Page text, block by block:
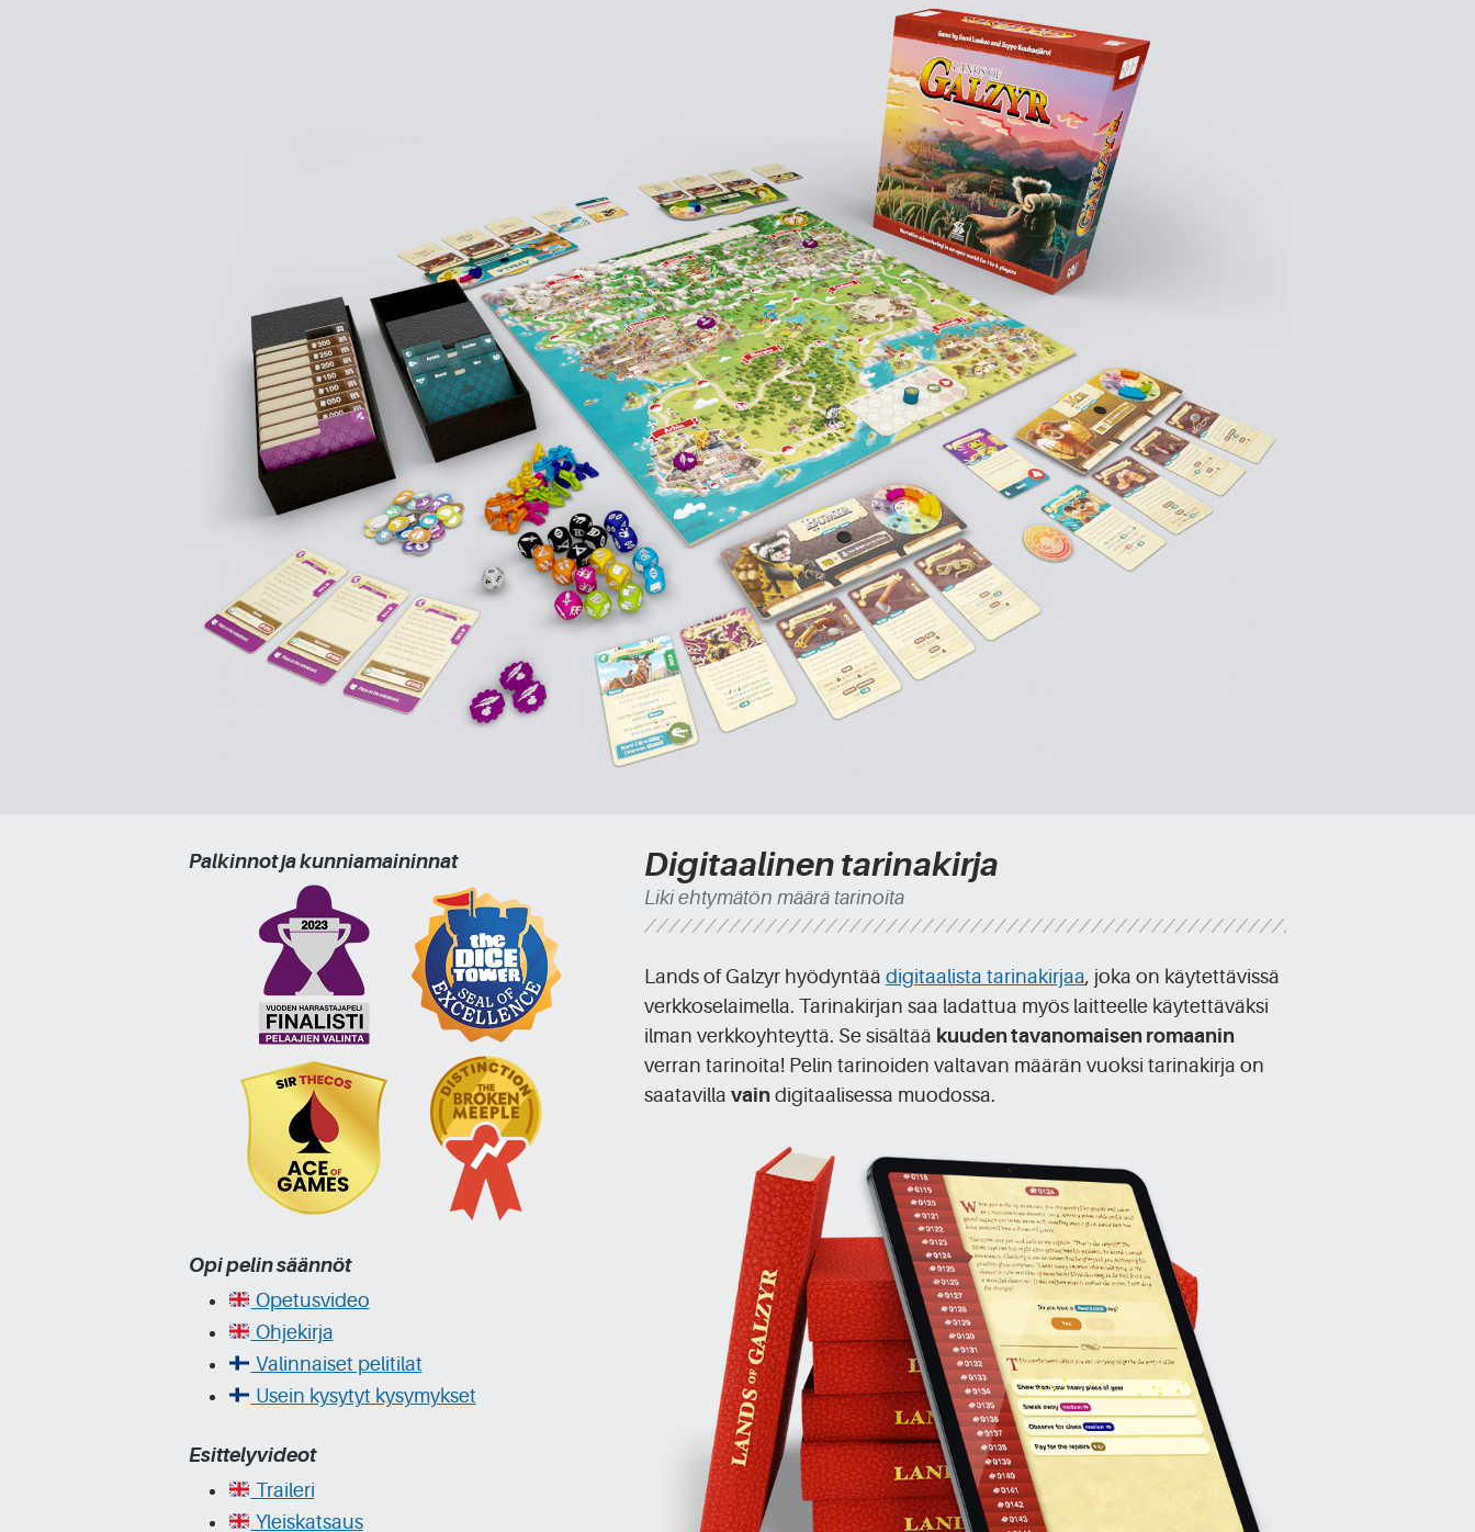
Palkinnot ja kunniamaininnat
Opi pelin säännöt
Opetusvideo
Ohjekirja
Valinnaiset pelitilat
Usein kysytyt kysymykset
Esittelyvideot
Traileri
Yleiskatsaus
Digitaalinen tarinakirja
Liki ehtymätön määrä tarinoita
Lands of Galzyr hyödyntää digitaalista tarinakirjaa, joka on käytettävissä
verkkoselaimella. Tarinakirjan saa ladattua myös laitteelle käytettäväksi
ilman verkkoyhteyttä. Se sisältää kuuden tavanomaisen romaanin
verran tarinoita! Pelin tarinoiden valtavan määrän vuoksi tarinakirja on
saatavilla vain digitaalisessa muodossa.